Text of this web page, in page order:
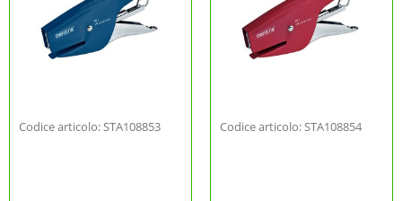
Codice articolo: STA108853 Codice articolo: STA108854